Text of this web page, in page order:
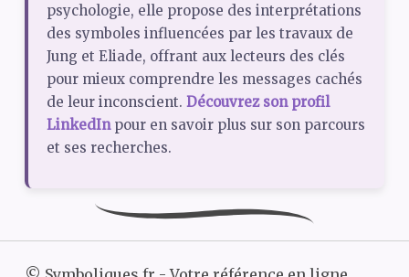
psychologie, elle propose des interprétations
des symboles influencées par les travaux de
Jung et Eliade, offrant aux lecteurs des clés
pour mieux comprendre les messages cachés
de leur inconscient. Découvrez son profil
LinkedInpour en savoir plus sur son parcours
et ses recherches.